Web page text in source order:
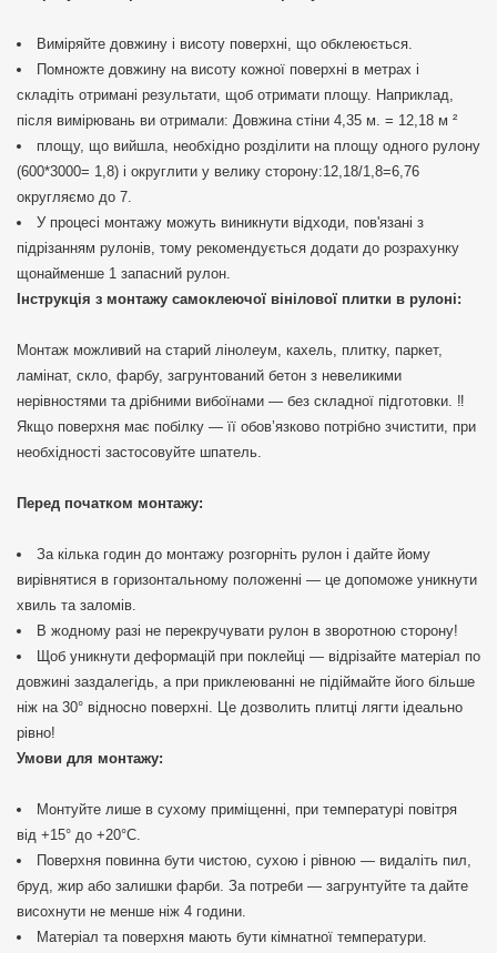
Виміряйте довжину і висоту поверхні, що обклеюється.
Помножте довжину на висоту кожної поверхні в метрах і
складіть отримані результати, щоб отримати площу. Наприклад,
після вимірювань ви отримали: Довжина стіни 4,35 м. = 12,18 м ²
площу, що вийшла, необхідно розділити на площу одного рулону
(600*3000= 1,8) і округлити у велику сторону:12,18/1,8=6,76
округляємо до 7.
У процесі монтажу можуть виникнути відходи, пов'язані з
підрізанням рулонів, тому рекомендується додати до розрахунку
щонайменше 1 запасний рулон.
Інструкція з монтажу самоклеючої вінілової плитки в рулоні:
Монтаж можливий на старий лінолеум, кахель, плитку, паркет,
ламінат, скло, фарбу, загрунтований бетон з невеликими
нерівностями та дрібними вибоїнами — без складної підготовки. ‼️
Якщо поверхня має побілку — її обов’язково потрібно зчистити, при
необхідності застосовуйте шпатель.
Перед початком монтажу:
За кілька годин до монтажу розгорніть рулон і дайте йому
вирівнятися в горизонтальному положенні — це допоможе уникнути
хвиль та заломів.
В жодному разі не перекручувати рулон в зворотною сторону!
Щоб уникнути деформацій при поклейці — відрізайте матеріал по
довжині заздалегідь, а при приклеюванні не підіймайте його більше
ніж на 30° відносно поверхні. Це дозволить плитці лягти ідеально
рівно!
Умови для монтажу:
Монтуйте лише в сухому приміщенні, при температурі повітря
від +15° до +20°C.
Поверхня повинна бути чистою, сухою і рівною — видаліть пил,
бруд, жир або залишки фарби. За потреби — загрунтуйте та дайте
висохнути не менше ніж 4 години.
Матеріал та поверхня мають бути кімнатної температури.